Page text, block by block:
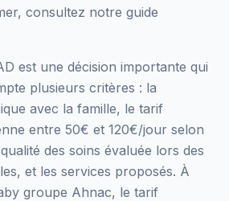
consultez notre guide
est une décision importante qui
plusieurs critères : la
avec la famille, le tarif
entre 50€ et 120€/jour selon
des soins évaluée lors des
et les services proposés. À
groupe Ahnac, le tarif